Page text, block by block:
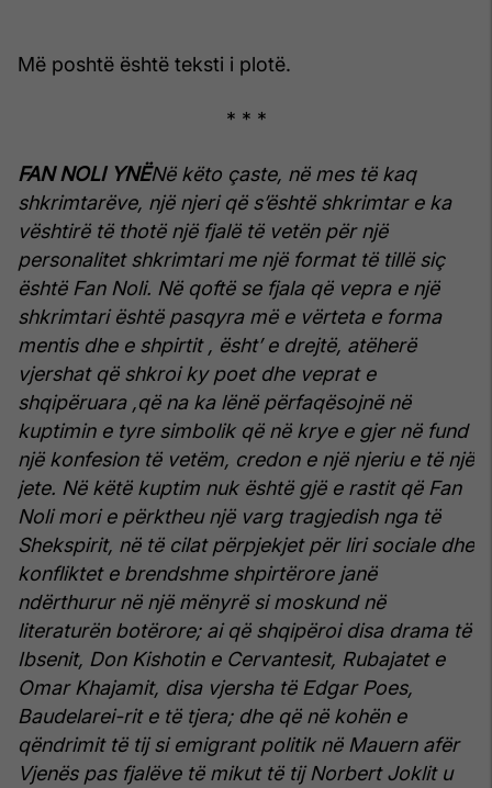
Më poshtë është teksti i plotë.
* * *
FAN NOLI YNËNë këto çaste, në mes të kaq
shkrimtarëve, një njeri që s’është shkrimtar e ka
vështirë të thotë një fjalë të vetën për një
personalitet shkrimtari me një format të tillë siç
është Fan Noli. Në qoftë se fjala që vepra e një
shkrimtari është pasqyra më e vërteta e forma
mentis dhe e shpirtit , ësht’ e drejtë, atëherë
vjershat që shkroi ky poet dhe veprat e
shqipëruara ,që na ka lënë përfaqësojnë në
kuptimin e tyre simbolik që në krye e gjer në fund
një konfesion të vetëm, credon e një njeriu e të një
jete. Në këtë kuptim nuk është gjë e rastit që Fan
Noli mori e përktheu një varg tragjedish nga të
Shekspirit, në të cilat përpjekjet për liri sociale dhe
konfliktet e brendshme shpirtërore janë
ndërthurur në një mënyrë si moskund në
literaturën botërore; ai që shqipëroi disa drama të
Ibsenit, Don Kishotin e Cervantesit, Rubajatet e
Omar Khajamit, disa vjersha të Edgar Poes,
Baudelarei-rit e të tjera; dhe që në kohën e
qëndrimit të tij si emigrant politik në Mauern afër
Vjenës pas fjalëve të mikut të tij Norbert Joklit u